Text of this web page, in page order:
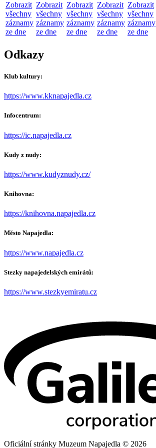
Zobrazit
všechny
záznamy
ze dne
Zobrazit
všechny
záznamy
ze dne
Zobrazit
všechny
záznamy
ze dne
Zobrazit
všechny
záznamy
ze dne
Zobrazit
všechny
záznamy
ze dne
Odkazy
Klub kultury:
https://www.kknapajedla.cz
Infocentrum:
https://ic.napajedla.cz
Kudy z nudy:
https://www.kudyznudy.cz/
Knihovna:
https://knihovna.napajedla.cz
Město Napajedla:
https://www.napajedla.cz
Stezky napajedelských emirátů:
https://www.stezkyemiratu.cz
Oficiální stránky Muzeum Napajedla © 2026